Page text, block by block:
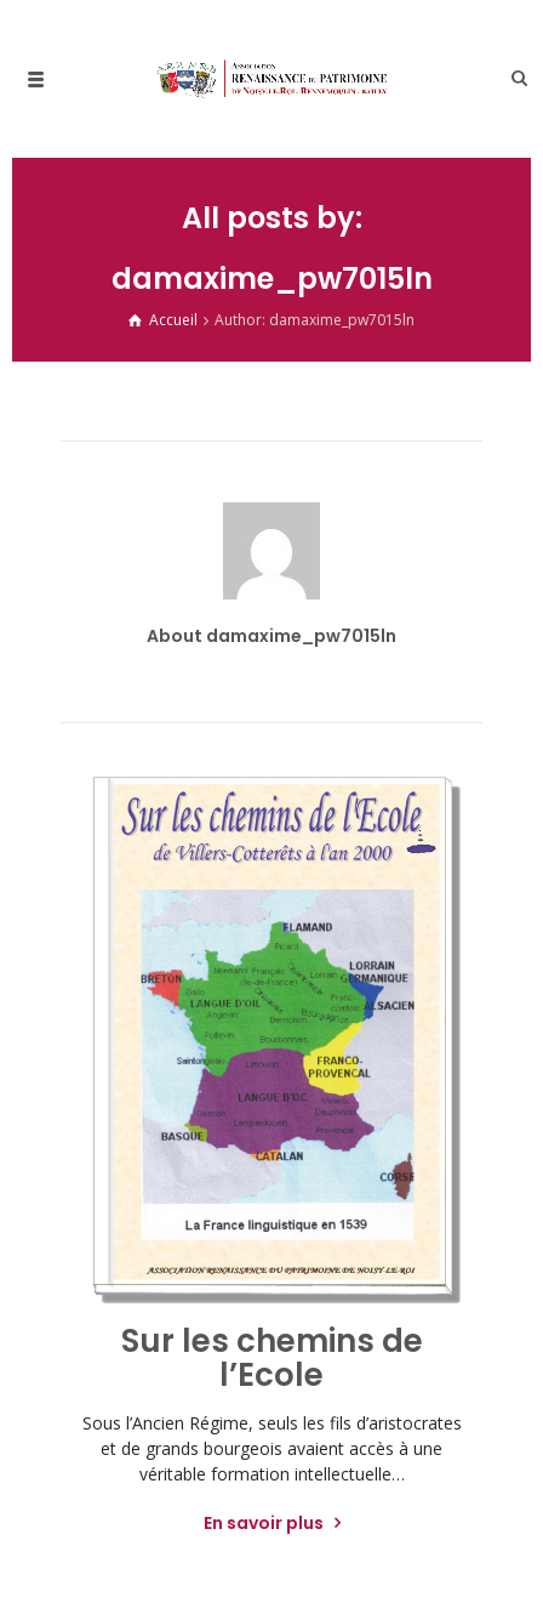
All posts by:
damaxime_pw7015ln
Accueil Author: damaxime_pw7015ln
About damaxime_pw7015ln
Sur les chemins de
l’Ecole
Sous l’Ancien Régime, seuls les fils d’aristocrates
et de grands bourgeois avaient accès à une
véritable formation intellectuelle…
En savoir plus